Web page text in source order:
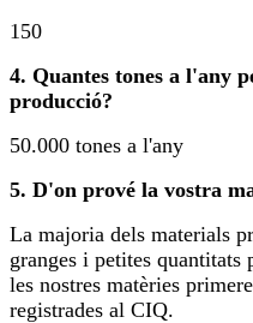
150
4. Quantes tones a l'any
producció?
50.000 tones a l'any
5. D'on prové la vostra
La majoria dels materials
granges i petites quantitats
les nostres matèries
registrades al CIQ.